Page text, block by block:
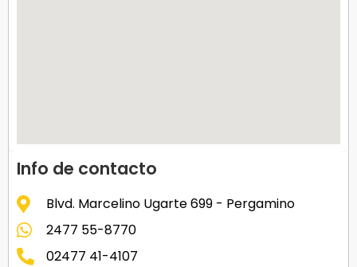
Info de contacto
Blvd. Marcelino Ugarte 699 - Pergamino
2477 55-8770
02477 41-4107